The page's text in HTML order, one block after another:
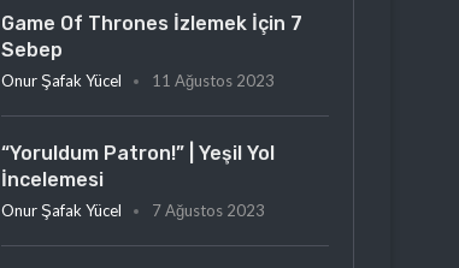
Game Of Thrones İzlemek İçin 7
Sebep
Onur Şafak Yücel 11 Ağustos 2023
“Yoruldum Patron!” | Yeşil Yol
İncelemesi
Onur Şafak Yücel 7 Ağustos 2023